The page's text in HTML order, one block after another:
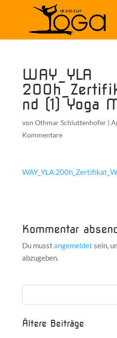
WAY_YLA
nd (1) Yoga
von Othmar Schluttenhofer|
Kommentare
WAY_YLA
Kommentar
Du musst angemeldet sein,
abzugeben.
Ältere Beiträge